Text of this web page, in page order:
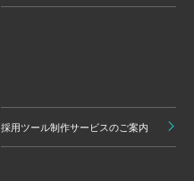
採用ツール制作サービスのご案内